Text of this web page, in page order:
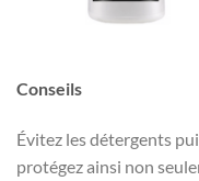
Conseils
Évitez les détergents
protégez ainsi non